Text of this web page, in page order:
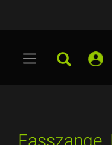
Fasszange,